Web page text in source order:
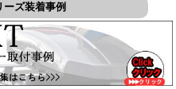
ズ装着事例